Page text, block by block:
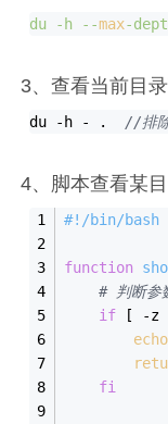
du -h --max-
3、查看当前目
du -h - . //排
4、脚本查看某
#!/bin/bash
function
# 判断参
if [ -z
echo
fi